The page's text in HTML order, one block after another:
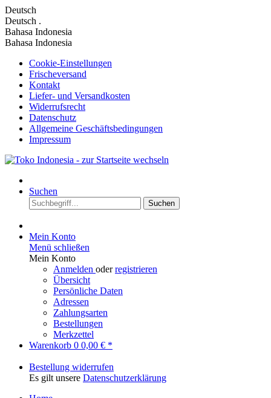
Deutsch
Deutsch .
Bahasa Indonesia
Bahasa Indonesia
Cookie-Einstellungen
Frischeversand
Kontakt
Liefer- und Versandkosten
Widerrufsrecht
Datenschutz
Allgemeine Geschäftsbedingungen
Impressum
Suchen
Suchen
Mein Konto
Menü schließen
Mein Konto
Anmelden oderregistrieren
Übersicht
Persönliche Daten
Adressen
Zahlungsarten
Bestellungen
Merkzettel
Warenkorb 0 0,00 € *
Bestellung widerrufen
Es gilt unsere Datenschutzerklärung